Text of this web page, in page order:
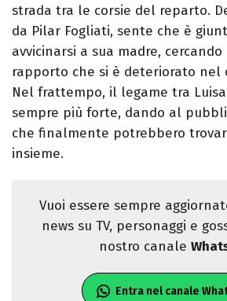
strada tra le corsie del reparto.
da Pilar Fogliati, sente che è
avvicinarsi a sua madre,
rapporto che si è deteriorato nel
Nel frattempo, il legame tra Luisa
sempre più forte, dando al
che finalmente potrebbero
insieme.
Vuoi essere sempre
news su TV, personaggi e
nostro canale
Entra nel canale